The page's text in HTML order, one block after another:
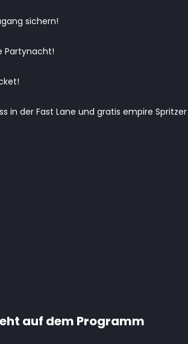
sichern!
Partynacht!
in der Fast Lane und gratis empire
auf dem Programm